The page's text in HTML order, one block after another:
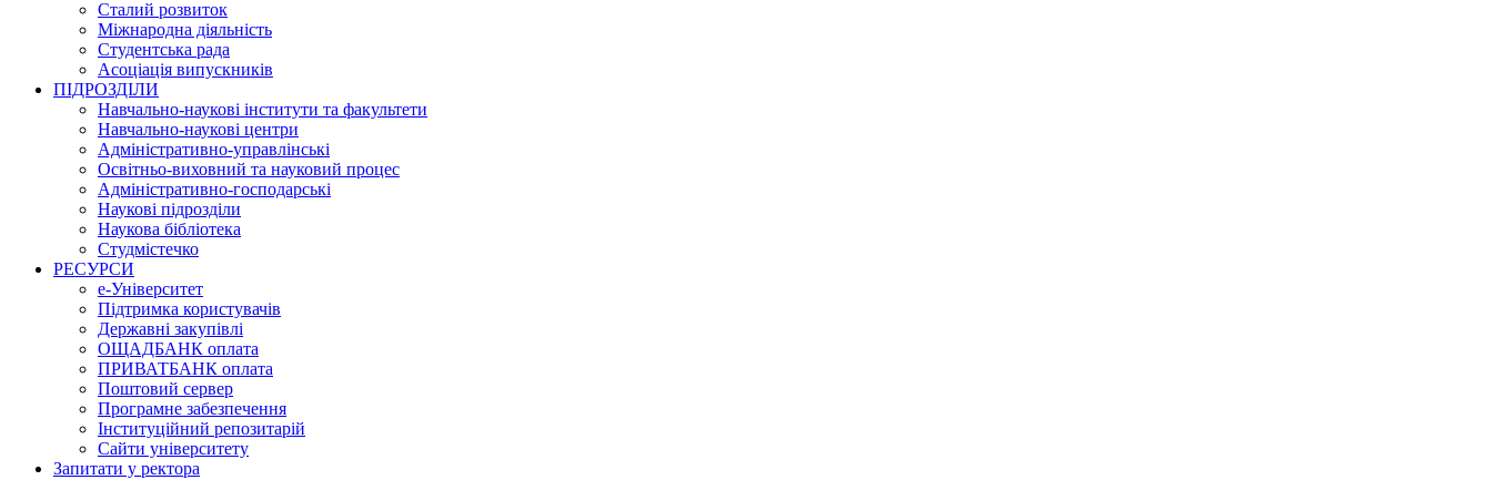
Сталий розвиток
Міжнародна діяльність
Студентська рада
Асоціація випускників
ПІДРОЗДІЛИ
Навчально-наукові інститути та факультети
Навчально-наукові центри
Адміністративно-управлінські
Освітньо-виховний та науковий процес
Адміністративно-господарські
Наукові підрозділи
Наукова бібліотека
Студмістечко
РЕСУРСИ
е-Університет
Підтримка користувачів
Державні закупівлі
ОЩАДБАНК оплата
ПРИВАТБАНК оплата
Поштовий сервер
Програмне забезпечення
Інституційний репозитарій
Сайти університету
Запитати у ректора